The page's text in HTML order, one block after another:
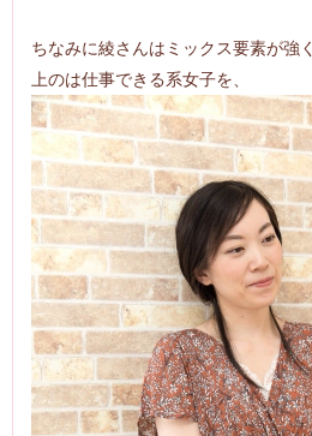
ちなみに綾さんはミックス要素が強く
上のは仕事できる系女子を、